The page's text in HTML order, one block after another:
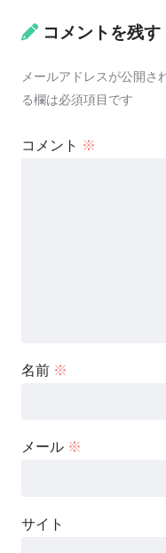
コメントを残す
メールアドレスが公開さ
る欄は必須項目です
コメント ※
名前 ※
メール ※
サイト